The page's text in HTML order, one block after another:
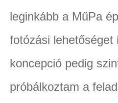
leginkább a MűPa
fotózási
koncepció pedig
próbálkoztam a